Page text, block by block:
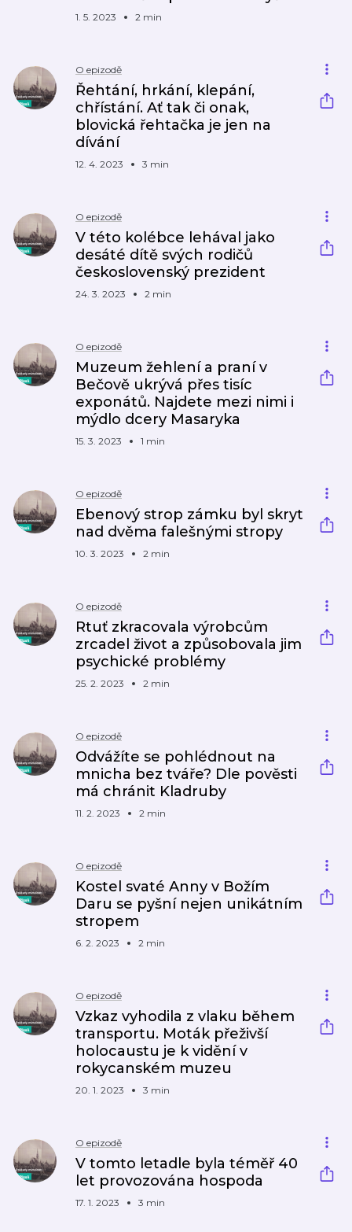
1. 5. 2023 2 min
O epizodě
Řehtání, hrkání, klepání,
chřístání. Ať tak či onak,
blovická řehtačka je jen na
dívání
12. 4. 2023 3 min
O epizodě
V této kolébce lehával jako
desáté dítě svých rodičů
československý prezident
24. 3. 2023 2 min
O epizodě
Muzeum žehlení a praní v
Bečově ukrývá přes tisíc
exponátů. Najdete mezi nimi i
mýdlo dcery Masaryka
15. 3. 2023 1 min
O epizodě
Ebenový strop zámku byl skryt
nad dvěma falešnými stropy
10. 3. 2023 2 min
O epizodě
Rtuť zkracovala výrobcům
zrcadel život a způsobovala jim
psychické problémy
25. 2. 2023 2 min
O epizodě
Odvážíte se pohlédnout na
mnicha bez tváře? Dle pověsti
má chránit Kladruby
11. 2. 2023 2 min
O epizodě
Kostel svaté Anny v Božím
Daru se pyšní nejen unikátním
stropem
6. 2. 2023 2 min
O epizodě
Vzkaz vyhodila z vlaku během
transportu. Moták přeživší
holocaustu je k vidění v
rokycanském muzeu
20. 1. 2023 3 min
O epizodě
V tomto letadle byla téměř 40
let provozována hospoda
17. 1. 2023 3 min